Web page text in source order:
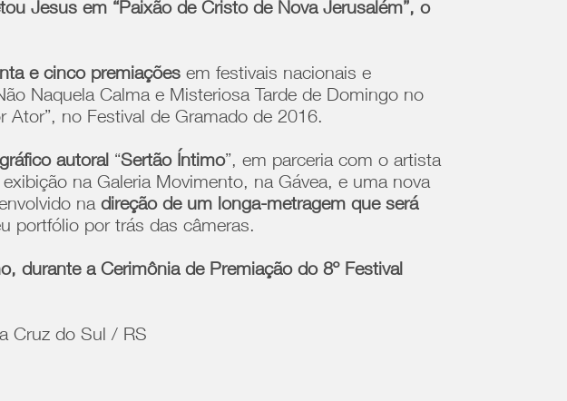
Jesus em “Paixão de Cristo de Nova Jerusalém”, o
e cinco premiações em festivais nacionais e
Naquela Calma e Misteriosa Tarde de Domingo no
Ator”, no Festival de Gramado de 2016.
autoral “Sertão Íntimo”, em parceria com o artista
na Galeria Movimento, na Gávea, e uma nova
nadireção de um longa-metragem que será
portfólio por trás das câmeras.
durante a Cerimônia de Premiação do 8º Festival
Cruz do Sul / RS